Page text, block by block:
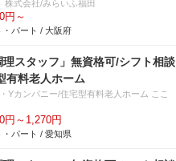
株式会社/みらいふ福田
円～
・パート / 大阪府
理スタッフ」無資格可/シフト相談
有料老人ホーム
Yカンパニー/住宅型有料老人ホーム ここ
円～1,270円
・パート / 愛知県